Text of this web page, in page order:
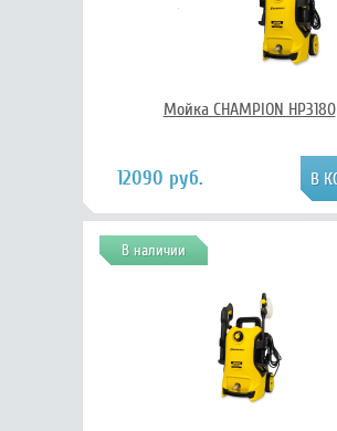
Мойка CHAMPION HP3180
12090 руб.
В наличии